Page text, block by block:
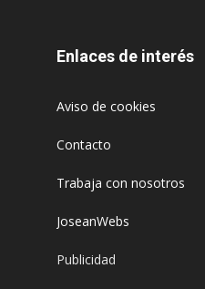
Enlaces de interés
Aviso de cookies
Contacto
Trabaja con nosotros
JoseanWebs
Publicidad